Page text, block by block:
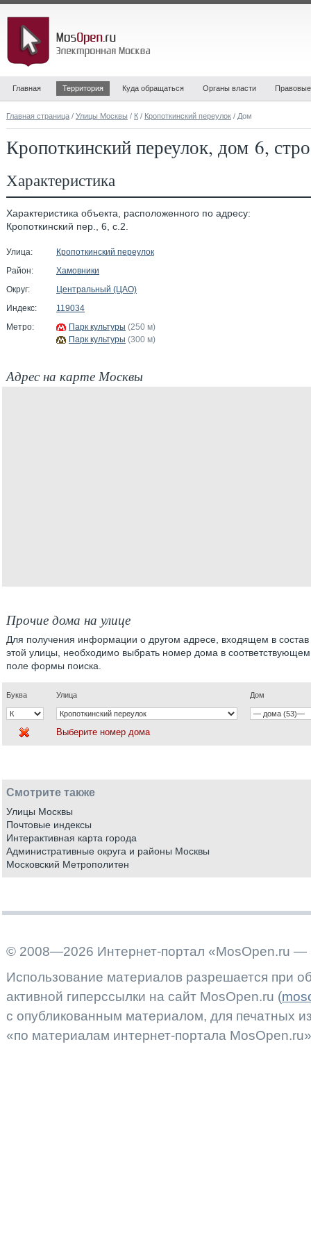
Главная Территория Куда обращаться Органы власти
Главная страница / Улицы Москвы / К / Кропоткинский переулок / Дом
Кропоткинский переулок, дом 6,
Характеристика
Характеристика объекта, расположенного по адресу:
Кропоткинский пер., 6, с.2.
Улица:
Кропоткинский переулок
Район:
Хамовники
Округ:
Центральный (ЦАО)
Индекс:
119034
Метро:
Парк культуры (250 м)
Парк культуры (300 м)
Адрес на карте Москвы
Прочие дома на улице
Для получения информации о другом адресе, входящем в состав
этой улицы, необходимо выбрать номер дома в соответствующем
поле формы поиска.
Буква Улица Дом
Выберите номер дома
Смотрите также
Улицы Москвы
Почтовые индексы
Интерактивная карта города
Административные округа и районы Москвы
Московский Метрополитен
© 2008—2026 Интернет-портал «MosOpen.ru —
Использование материалов разрешается при
активной гиперссылки на сайт MosOpen.ru (
с опубликованным материалом, для печатных
«по материалам интернет-портала